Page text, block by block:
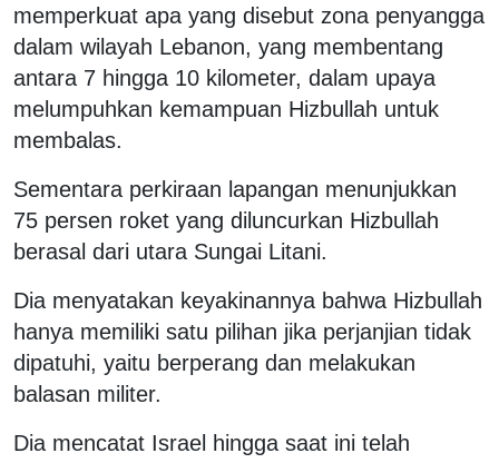
memperkuat apa yang disebut zona penyangga
dalam wilayah Lebanon, yang membentang
antara 7 hingga 10 kilometer, dalam upaya
melumpuhkan kemampuan Hizbullah untuk
membalas.
Sementara perkiraan lapangan menunjukkan
75 persen roket yang diluncurkan Hizbullah
berasal dari utara Sungai Litani.
Dia menyatakan keyakinannya bahwa Hizbullah
hanya memiliki satu pilihan jika perjanjian tidak
dipatuhi, yaitu berperang dan melakukan
balasan militer.
Dia mencatat Israel hingga saat ini telah